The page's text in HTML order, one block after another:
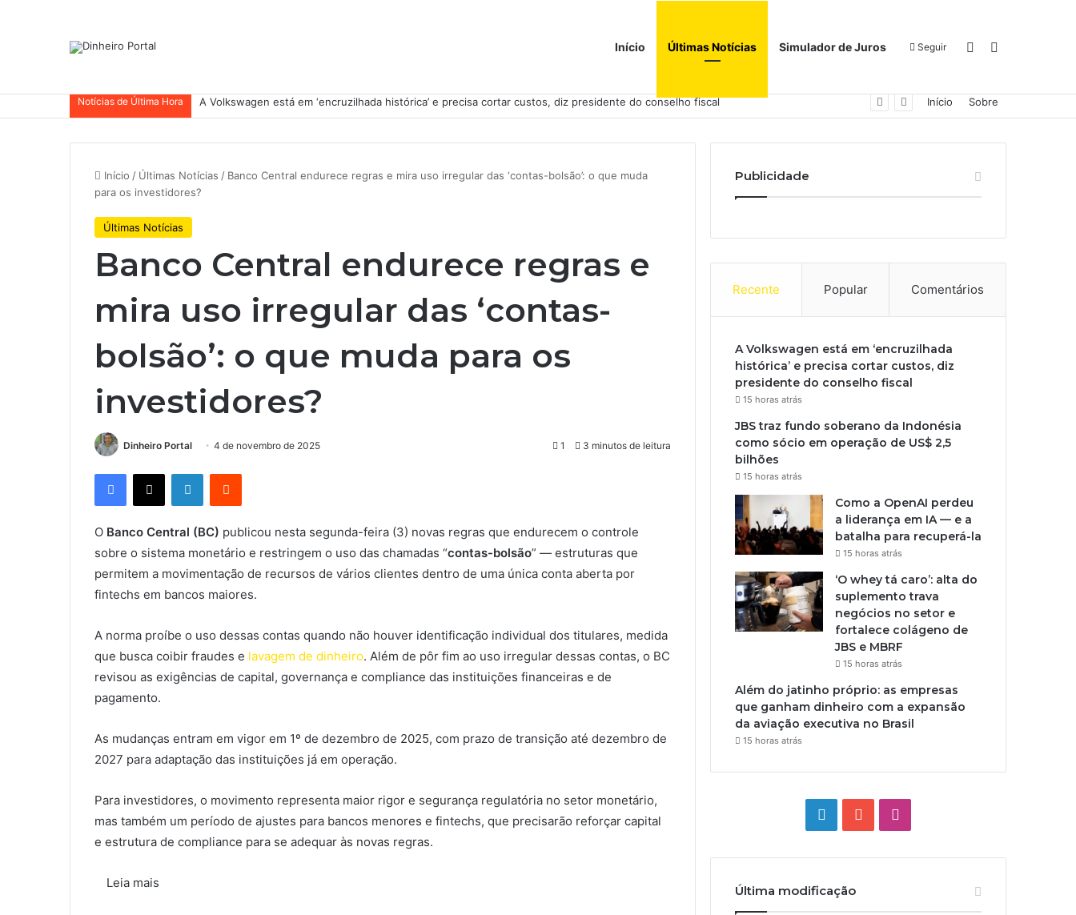
Início Últimas Notícias Simulador de Juros Seguir Switch skin
Notícias de Última Hora JBS traz fundo soberano da Indonésia como sócio em operação de US$ 2,5 bilhões Início Sobre
Início / Últimas Notícias / Banco Central endurece regras e mira uso irregular das ‘contas-bolsão’: o que muda
para os investidores?
Últimas Notícias
Banco Central endurece regras e
mira uso irregular das ‘contas-
bolsão’: o que muda para os
investidores?
Dinheiro Portal 4 de novembro de 2025 1 3 minutos de leitura
Facebook
X LinkedinReddit
O Banco Central (BC) publicou nesta segunda-feira (3) novas regras que endurecem o controle
sobre o sistema monetário e restringem o uso das chamadas “contas-bolsão” — estruturas que
permitem a movimentação de recursos de vários clientes dentro de uma única conta aberta por
fintechs em bancos maiores.
A norma proíbe o uso dessas contas quando não houver identificação individual dos titulares, medida
que busca coibir fraudes e lavagem de dinheiro. Além de pôr fim ao uso irregular dessas contas, o BC
revisou as exigências de capital, governança e compliance das instituições financeiras e de
pagamento.
As mudanças entram em vigor em 1º de dezembro de 2025, com prazo de transição até dezembro de
2027 para adaptação das instituições já em operação.
Para investidores, o movimento representa maior rigor e segurança regulatória no setor monetário,
mas também um período de ajustes para bancos menores e fintechs, que precisarão reforçar capital
e estrutura de compliance para se adequar às novas regras.
Leia mais
Publicidade
Recente Popular Comentários
A Volkswagen está em ‘encruzilhada
histórica’ e precisa cortar custos, diz
presidente do conselho fiscal
15 horas atrás
JBS traz fundo soberano da Indonésia
como sócio em operação de US$ 2,5
bilhões
15 horas atrás
Como a OpenAI perdeu
a liderança em IA — e a
batalha para recuperá-la
15 horas atrás
‘O whey tá caro’: alta do
suplemento trava
negócios no setor e
fortalece colágeno de
JBS e MBRF
15 horas atrás
Além do jatinho próprio: as empresas
que ganham dinheiro com a expansão
da aviação executiva no Brasil
15 horas atrás
LinkedinYouTube
Última modificação